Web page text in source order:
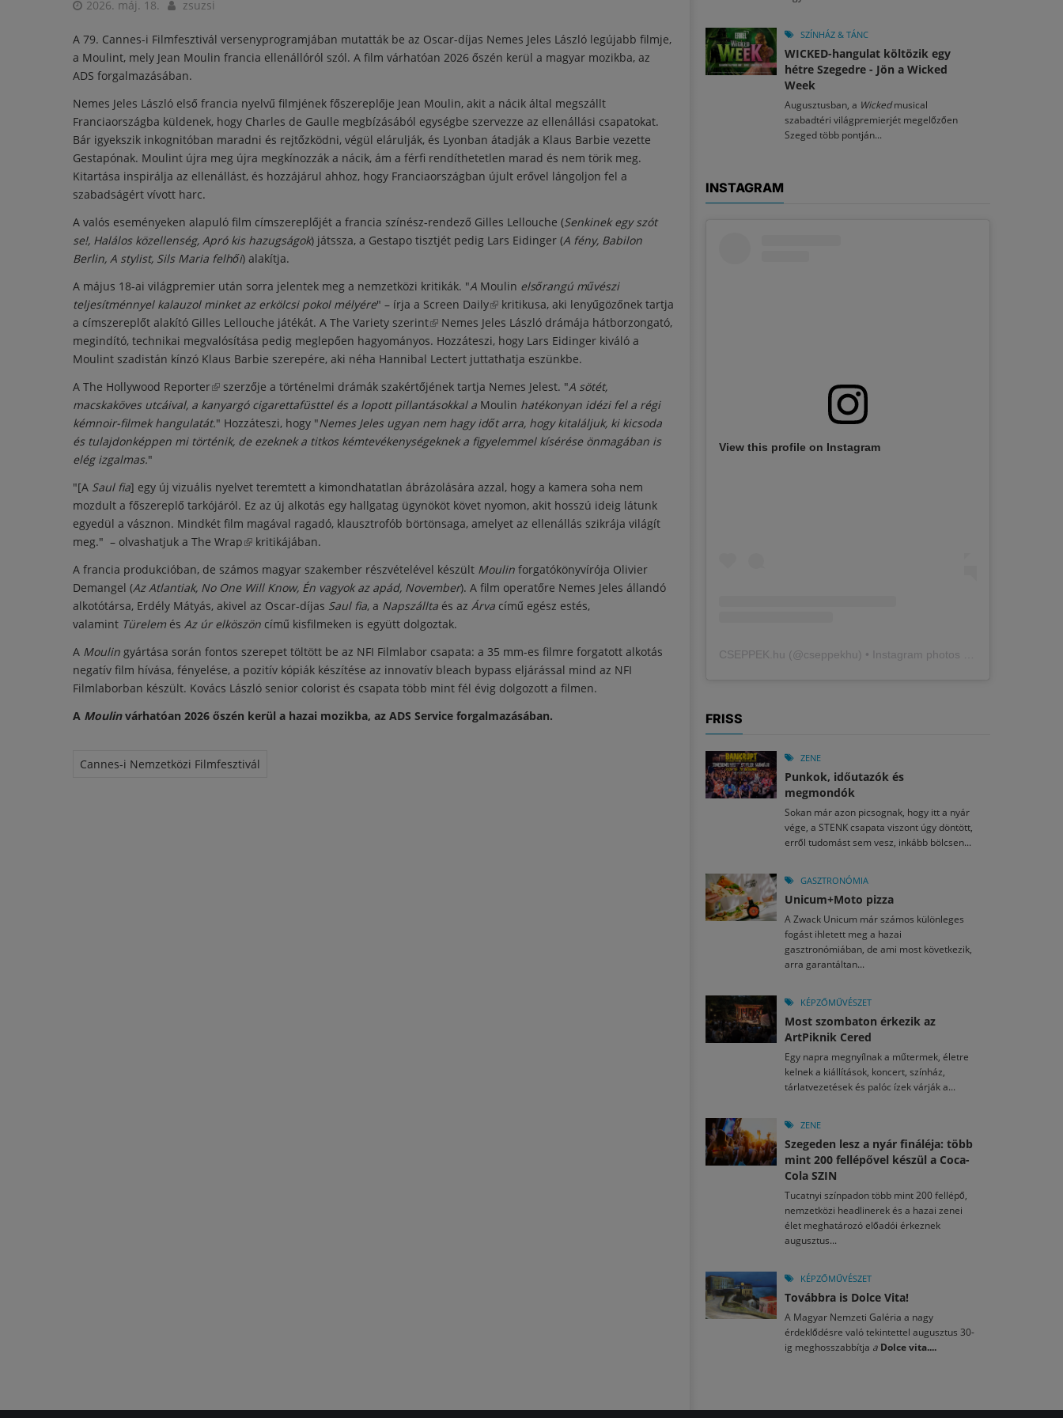
2026. máj. 18. zsuzsi
A 79. Cannes-i Filmfesztivál versenyprogramjában mutatták be az Oscar-díjas Nemes Jeles László legújabb filmje,
a Moulint, mely Jean Moulin francia ellenállóról szól. A film várhatóan 2026 őszén kerül a magyar mozikba, az
ADS forgalmazásában.
Nemes Jeles László első francia nyelvű filmjének főszereplője Jean Moulin, akit a nácik által megszállt
Franciaországba küldenek, hogy Charles de Gaulle megbízásából egységbe szervezze az ellenállási csapatokat.
Bár igyekszik inkognitóban maradni és rejtőzködni, végül elárulják, és Lyonban átadják a Klaus Barbie vezette
Gestapónak. Moulint újra meg újra megkínozzák a nácik, ám a férfi rendíthetetlen marad és nem törik meg.
Kitartása inspirálja az ellenállást, és hozzájárul ahhoz, hogy Franciaországban újult erővel lángoljon fel a
szabadságért vívott harc.
A valós eseményeken alapuló film címszereplőjét a francia színész-rendező Gilles Lellouche (Senkinek egy szót
se!, Halálos közellenség, Apró kis hazugságok) játssza, a Gestapo tisztjét pedig Lars Eidinger (A fény, Babilon
Berlin, A stylist, Sils Maria felhői) alakítja.
A május 18-ai világpremier után sorra jelentek meg a nemzetközi kritikák. "A Moulin elsőrangú művészi
teljesítménnyel kalauzol minket az erkölcsi pokol mélyére" – írja a Screen Daily(külső hivatkozás)
kritikusa, aki lenyűgözőnek tartja
a címszereplőt alakító Gilles Lellouche játékát. A The Variety szerint(külső hivatkozás)
Nemes Jeles László drámája hátborzongató,
megindító, technikai megvalósítása pedig meglepően hagyományos. Hozzáteszi, hogy Lars Eidinger kiváló a
Moulint szadistán kínzó Klaus Barbie szerepére, aki néha Hannibal Lectert juttathatja eszünkbe.
A The Hollywood Reporter(külső hivatkozás)
szerzője a történelmi drámák szakértőjének tartja Nemes Jelest. "A sötét,
macskaköves utcáival, a kanyargó cigarettafüsttel és a lopott pillantásokkal a Moulin hatékonyan idézi fel a régi
kémnoir-filmek hangulatát." Hozzáteszi, hogy "Nemes Jeles ugyan nem hagy időt arra, hogy kitaláljuk, ki kicsoda
és tulajdonképpen mi történik, de ezeknek a titkos kémtevékenységeknek a figyelemmel kísérése önmagában is
elég izgalmas."
"[A Saul fia] egy új vizuális nyelvet teremtett a kimondhatatlan ábrázolására azzal, hogy a kamera soha nem
mozdult a főszereplő tarkójáról. Ez az új alkotás egy hallgatag ügynököt követ nyomon, akit hosszú ideig látunk
egyedül a vásznon. Mindkét film magával ragadó, klausztrofób börtönsaga, amelyet az ellenállás szikrája világít
meg." – olvashatjuk a The Wrap(külső hivatkozás)
kritikájában.
A francia produkcióban, de számos magyar szakember részvételével készült Moulin forgatókönyvírója Olivier
Demangel (Az Atlantiak, No One Will Know, Én vagyok az apád, November). A film operatőre Nemes Jeles állandó
alkotótársa, Erdély Mátyás, akivel az Oscar-díjas Saul fia, a Napszállta és az Árva című egész estés,
valamint Türelem és Az úr elköszön című kisfilmeken is együtt dolgoztak.
A Moulin gyártása során fontos szerepet töltött be az NFI Filmlabor csapata: a 35 mm-es filmre forgatott alkotás
negatív film hívása, fényelése, a pozitív kópiák készítése az innovatív bleach bypass eljárással mind az NFI
Filmlaborban készült. Kovács László senior colorist és csapata több mint fél évig dolgozott a filmen.
A Moulinvárhatóan 2026 őszén kerül a hazai mozikba, az ADS Service forgalmazásában.
Cannes-i Nemzetközi Filmfesztivál
SZÍNHÁZ & TÁNC
WICKED-hangulat költözik egy
hétre Szegedre - Jön a Wicked
Week
Augusztusban, a Wickedmusical
szabadtéri világpremierjét megelőzően
Szeged több pontján...
INSTAGRAM
View this profile on Instagram
CSEPPEK.hu (@cseppekhu ) • Instagram photos and videos
FRISS
ZENE
Punkok, időutazók és
megmondók
Sokan már azon picsognak, hogy itt a nyár
vége, a STENK csapata viszont úgy döntött,
erről tudomást sem vesz, inkább bölcsen...
GASZTRONÓMIA
Unicum+Moto pizza
A Zwack Unicum már számos különleges
fogást ihletett meg a hazai
gasztronómiában, de ami most következik,
arra garantáltan...
KÉPZŐMŰVÉSZET
Most szombaton érkezik az
ArtPiknik Cered
Egy napra megnyílnak a műtermek, életre
kelnek a kiállítások, koncert, színház,
tárlatvezetések és palóc ízek várják a...
ZENE
Szegeden lesz a nyár fináléja: több
mint 200 fellépővel készül a Coca-
Cola SZIN
Tucatnyi színpadon több mint 200 fellépő,
nemzetközi headlinerek és a hazai zenei
élet meghatározó előadói érkeznek
augusztus...
KÉPZŐMŰVÉSZET
Továbbra is Dolce Vita!
A Magyar Nemzeti Galéria a nagy
érdeklődésre való tekintettel augusztus 30-
ig meghosszabbítja a Dolce vita....